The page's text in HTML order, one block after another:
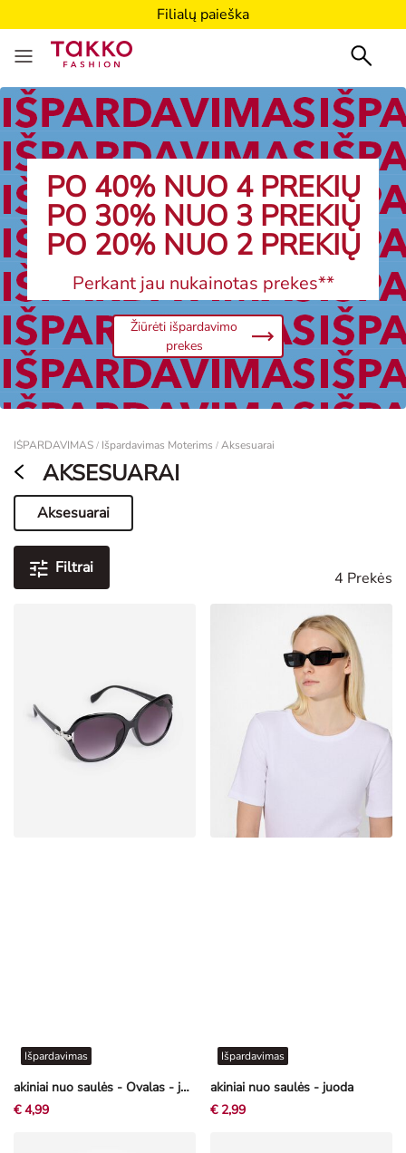
Filialų paieška
PO 40% NUO 4 PREKIŲ
PO 30% NUO 3 PREKIŲ
PO 20% NUO 2 PREKIŲ
Perkant jau nukainotas prekes**
Žiūrėti išpardavimo
prekes
IŠPARDAVIMAS / Išpardavimas Moterims / Aksesuarai
AKSESUARAI
Aksesuarai
Dabartinis puslapis
Filtrai
4 Prekės
akiniai nuo saulės - Ovalas - juoda
Išpardavimas
€ 4,99
akiniai nuo saulės - juoda
Išpardavimas
€ 2,99